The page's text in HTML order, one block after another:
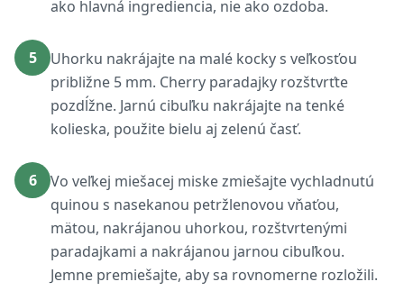
ako hlavná ingrediencia, nie ako ozdoba.
5
Uhorku nakrájajte na malé kocky s veľkosťou
približne 5 mm. Cherry paradajky rozštvrťte
pozdĺžne. Jarnú cibuľku nakrájajte na tenké
kolieska, použite bielu aj zelenú časť.
6
Vo veľkej miešacej miske zmiešajte vychladnutú
quinou s nasekanou petržlenovou vňaťou,
mätou, nakrájanou uhorkou, rozštvrtenými
paradajkami a nakrájanou jarnou cibuľkou.
Jemne premiešajte, aby sa rovnomerne rozložili.